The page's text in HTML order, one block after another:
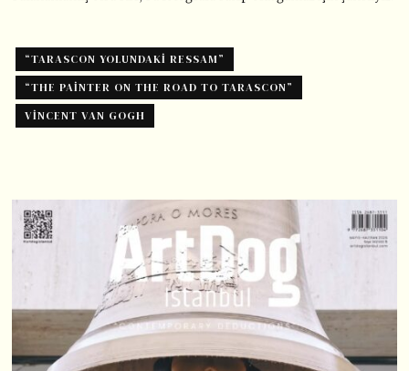
“TARASCON YOLUNDAKI RESSAM”
“THE PAINTER ON THE ROAD TO TARASCON”
VINCENT VAN GOGH